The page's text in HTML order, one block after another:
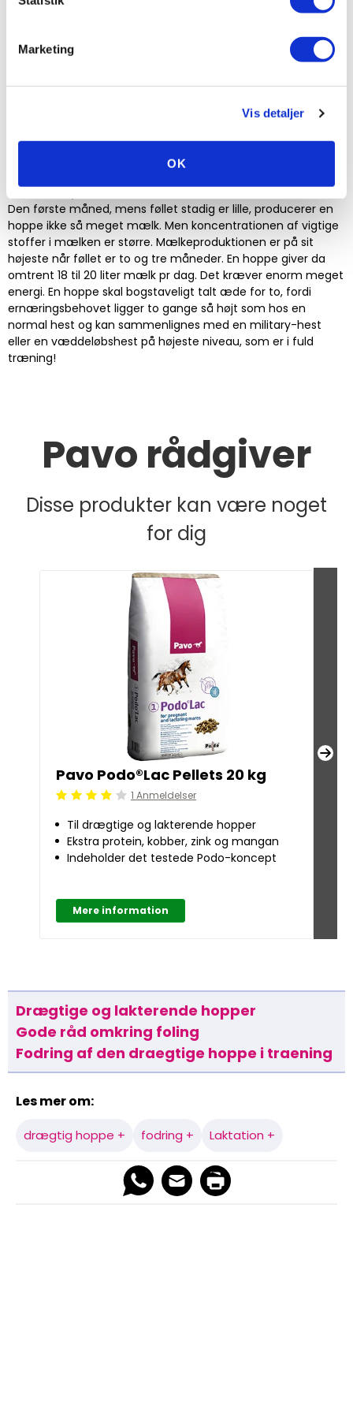
Marketing
Vis detaljer
OK
den indeholder antistoffer. De er omgivelsesspecifikke,
hvor føllet kommer til verden. Det frarådes derfor også at
flytte en avlshoppe lige inden folingen. Råmælk er vitalt for
ikke kan give råmælk. Undersøg om en avler i nærheden
dyrlægen. Ved Pavo har vi ogsåPavo S.O.S Kitliggende hvis
Laktationsperiode
Den første måned, mens føllet stadig er lille, producerer en
hoppe ikke så meget mælk. Men koncentrationen af vigtige
stoffer i mælken er større. Mælkeproduktionen er på sit
højeste når føllet er to og tre måneder. En hoppe giver da
omtrent 18 til 20 liter mælk pr dag. Det kræver enorm meget
energi. En hoppe skal bogstaveligt talt æde for to, fordi
ernæringsbehovet ligger to gange så højt som hos en
normal hest og kan sammenlignes med en military-hest
eller en væddeløbshest på højeste niveau, som er i fuld
træning!
Pavo rådgiver
Disse produkter kan være noget
for dig
Pavo Podo®Lac Pellets 20 kg
Beoordeling: 4/51 Anmeldelser
Til drægtige og lakterende hopper
Ekstra protein, kobber, zink og mangan
Indeholder det testede Podo-koncept
Mere information
Drægtige og lakterende hopper
Gode råd omkring foling
Fodring af den draegtige hoppe i traening
Les mer om:
drægtig hoppe + fodring + Laktation +